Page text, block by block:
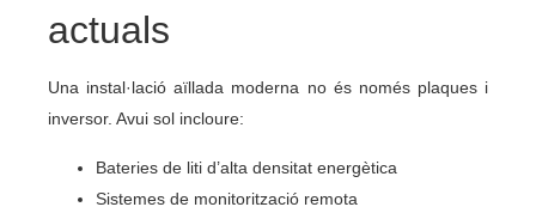
actuals
Una instal·lació aïllada moderna no és només plaques i
inversor. Avui sol incloure:
Bateries de liti d’alta densitat energètica
Sistemes de monitorització remota